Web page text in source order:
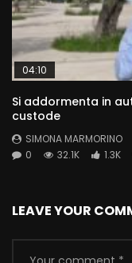
04:10
Si addormenta in
custode
SIMONA MARMORINO
0
32.1K 1.3K
LEAVE YOUR